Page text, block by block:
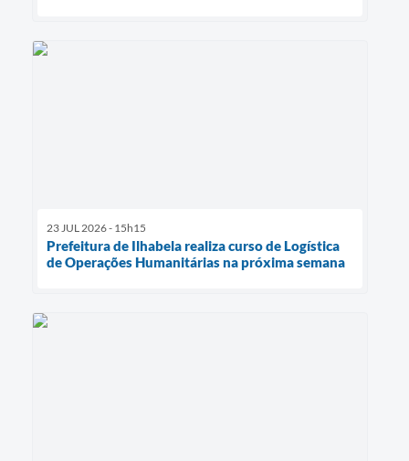
23 JUL 2026 - 15h15
Prefeitura de Ilhabela realiza curso de Logística
de Operações Humanitárias na próxima semana